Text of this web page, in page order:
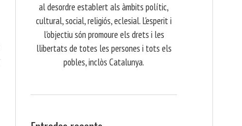
al desordre establert als àmbits polític,
cultural, social, religiós, eclesial. L'esperit i
l'objectiu són promoure els drets i les
llibertats de totes les persones i tots els
pobles, inclòs Catalunya.